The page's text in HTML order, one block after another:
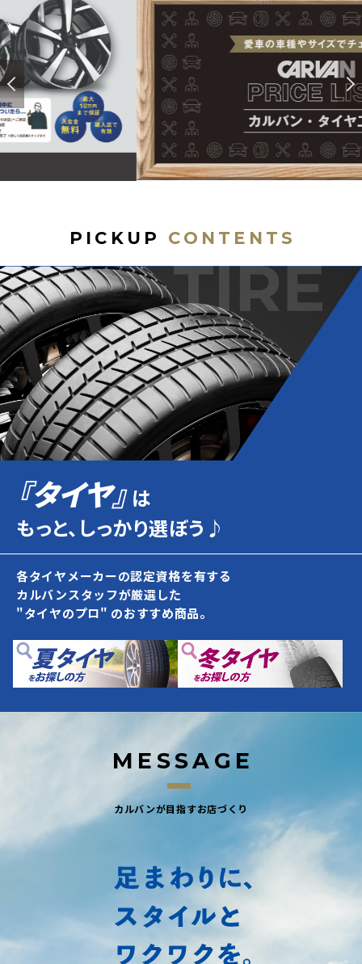
P I C K U P C O N T E N T S
『タイヤ』 は
もっと、しっかり選ぼう♪
各タイヤメーカーの認定資格を有する
カルバンスタッフが厳選した
"タイヤのプロ" のおすすめ商品。
M ESSA GE
カルバンが目指すお店づくり